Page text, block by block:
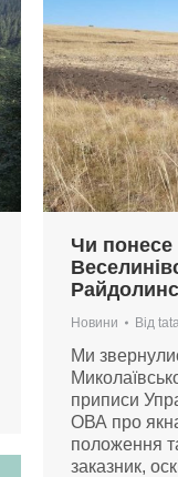
Чи понесе
Новини Від
Ми
приписи
ОВА про
положення
заказник,